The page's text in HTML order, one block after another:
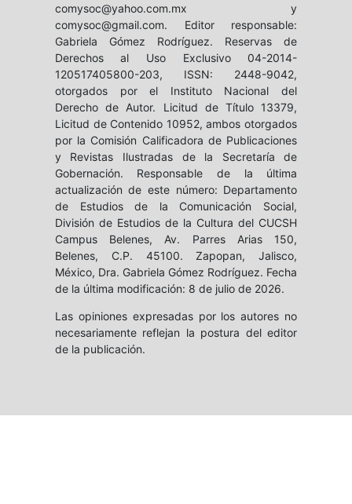
comysoc@yahoo.com.mx y
comysoc@gmail.com. Editor responsable:
Gabriela Gómez Rodríguez. Reservas de
Derechos al Uso Exclusivo 04-2014-
120517405800-203, ISSN: 2448-9042,
otorgados por el Instituto Nacional del
Derecho de Autor. Licitud de Título 13379,
Licitud de Contenido 10952, ambos otorgados
por la Comisión Calificadora de Publicaciones
y Revistas Ilustradas de la Secretaría de
Gobernación. Responsable de la última
actualización de este número: Departamento
de Estudios de la Comunicación Social,
División de Estudios de la Cultura del CUCSH
Campus Belenes, Av. Parres Arias 150,
Belenes, C.P. 45100. Zapopan, Jalisco,
México, Dra. Gabriela Gómez Rodríguez. Fecha
de la última modificación: 8 de julio de 2026.
Las opiniones expresadas por los autores no
necesariamente reflejan la postura del editor
de la publicación.